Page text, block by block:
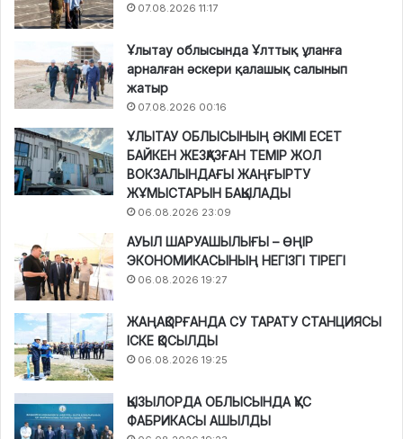
07.08.2026 11:17
Ұлытау облысында Ұлттық ұланға
арналған әскери қалашық салынып
жатыр
07.08.2026 00:16
ҰЛЫТАУ ОБЛЫСЫНЫҢ ӘКІМІ ЕСЕТ
БАЙКЕН ЖЕЗҚАЗҒАН ТЕМІР ЖОЛ
ВОКЗАЛЫНДАҒЫ ЖАҢҒЫРТУ
ЖҰМЫСТАРЫН БАҚЫЛАДЫ
06.08.2026 23:09
АУЫЛ ШАРУАШЫЛЫҒЫ – ӨҢІР
ЭКОНОМИКАСЫНЫҢ НЕГІЗГІ ТІРЕГІ
06.08.2026 19:27
ЖАҢАҚОРҒАНДА СУ ТАРАТУ СТАНЦИЯСЫ
ІСКЕ ҚОСЫЛДЫ
06.08.2026 19:25
ҚЫЗЫЛОРДА ОБЛЫСЫНДА ҚҰС
ФАБРИКАСЫ АШЫЛДЫ